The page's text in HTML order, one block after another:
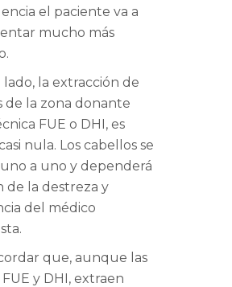
el paciente va a
mucho más
la extracción de
de la zona donante
FUE o DHI, es
nula. Los cabellos se
a uno y dependerá
de la destreza y
del médico
que, aunque las
y DHI, extraen